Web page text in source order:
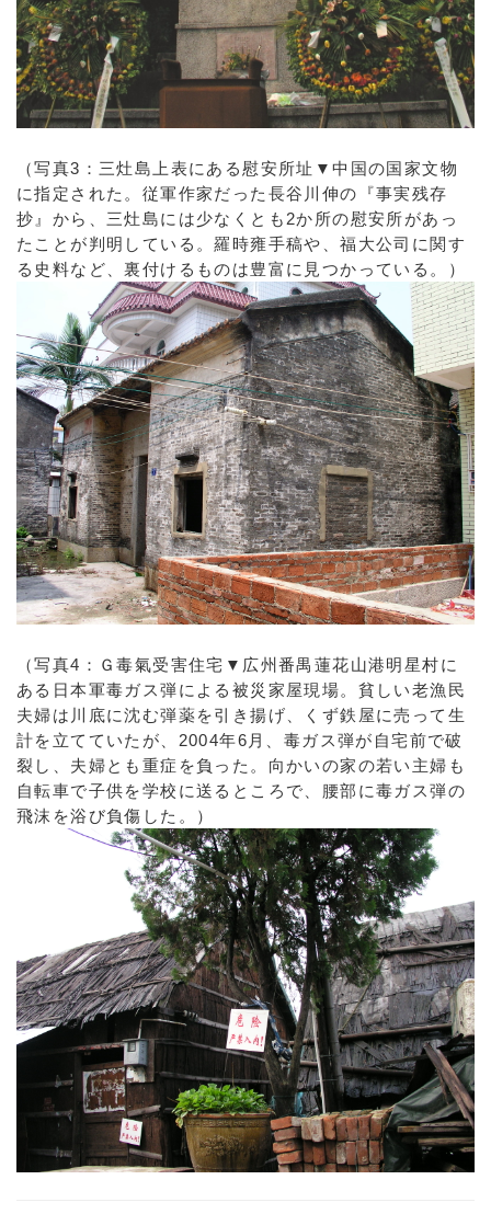
（写真3：三灶島上表にある慰安所址▼中国の国家文物
に指定された。従軍作家だった長谷川伸の『事実残存
抄』から、三灶島には少なくとも2か所の慰安所があっ
たことが判明している。羅時雍手稿や、福大公司に関す
る史料など、裏付けるものは豊富に見つかっている。）
（写真4：Ｇ毒氣受害住宅▼広州番禺蓮花山港明星村に
ある日本軍毒ガス弾による被災家屋現場。貧しい老漁民
夫婦は川底に沈む弾薬を引き揚げ、くず鉄屋に売って生
計を立てていたが、2004年6月、毒ガス弾が自宅前で破
裂し、夫婦とも重症を負った。向かいの家の若い主婦も
自転車で子供を学校に送るところで、腰部に毒ガス弾の
飛沫を浴び負傷した。）